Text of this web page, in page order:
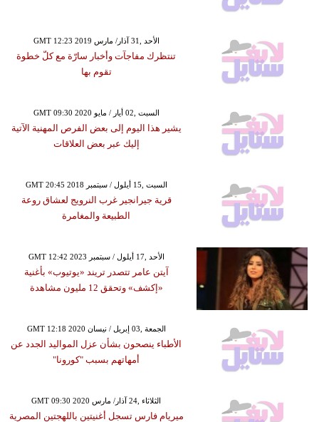
GMT 12:23 2019 الأحد ,31 آذار/ مارس
تنتظرك مفاجآت وأخبار سارّة مع كلّ خطوة
تقوم بها
GMT 09:30 2020 السبت ,02 أيار / مايو
يشير هذا اليوم إلى بعض الفرص المهنية الآتية
إليك عبر بعض العلاقات
GMT 20:45 2018 السبت ,15 أيلول / سبتمبر
قرية جيرانجير غرب النرويج لعشاق روعة
الطبيعة والمغامرة
GMT 12:42 2023 الأحد ,17 أيلول / سبتمبر
آيتن عامر تتصدر تريند «يوتيوب» بأغنية
«إكشف» وتحقق 12 مليون مشاهدة
GMT 12:18 2020 الجمعة ,03 إبريل / نيسان
الأطباء ينصحون بشأن عزل المواليد الجدد عن
أمهاتهم بسبب "كورونا"
GMT 09:30 2020 الثلاثاء ,24 آذار/ مارس
ميريام فارس تسجل أغنيتين باللهجتين المصرية